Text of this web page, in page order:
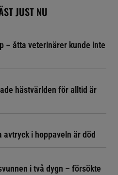
JUST NU
– åtta veterinärer kunde inte
hästvärlden för alltid är
avtryck i hoppaveln är död
i två dygn – försökte